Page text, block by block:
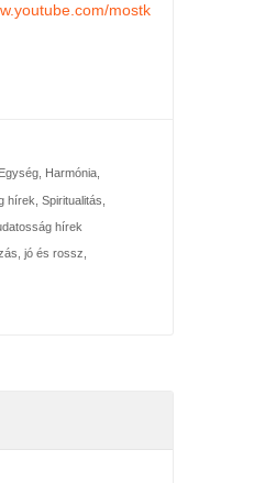
mostk
Egység, Harmónia,
hírek Spiritualitás
hírek
jó és rossz